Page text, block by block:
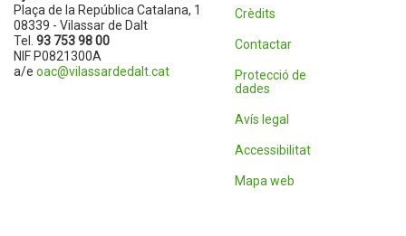
Plaça de la República Catalana, 1
08339 - Vilassar de Dalt
Tel. 93 753 98 00
NIF P0821300A
a/e oac@vilassardedalt.cat
Crèdits
Contactar
Protecció de
dades
Avís legal
Accessibilitat
Mapa web